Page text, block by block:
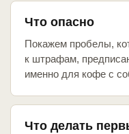
Что опасно
Покажем пробелы,
к штрафам,
именно для кофе с
Что делать